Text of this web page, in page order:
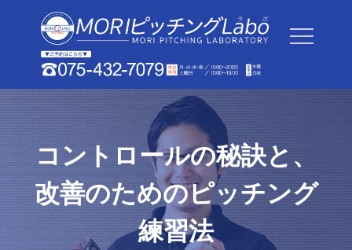
content
コントロールの秘訣と、
改善のためのピッチング
練習法